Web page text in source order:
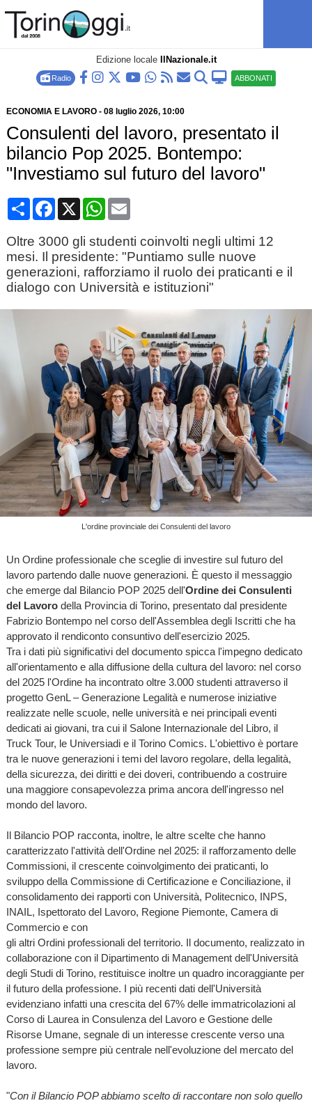
Edizione locale IlNazionale.it
Radio ABBONATI
ECONOMIA E LAVORO- 08 luglio 2026, 10:00
Consulenti del lavoro, presentato il
bilancio Pop 2025. Bontempo:
"Investiamo sul futuro del lavoro"
CondividiFacebook
X WhatsApp
Email
Oltre 3000 gli studenti coinvolti negli ultimi 12
mesi. Il presidente: "Puntiamo sulle nuove
generazioni, rafforziamo il ruolo dei praticanti e il
dialogo con Università e istituzioni"
L'ordine provinciale dei Consulenti del lavoro
Un Ordine professionale che sceglie di investire sul futuro del
lavoro partendo dalle nuove generazioni. È questo il messaggio
che emerge dal Bilancio POP 2025 dell'Ordine dei Consulenti
del Lavorodella Provincia di Torino, presentato dal presidente
Fabrizio Bontempo nel corso dell'Assemblea degli Iscritti che ha
approvato il rendiconto consuntivo dell'esercizio 2025.
Tra i dati più significativi del documento spicca l'impegno dedicato
all'orientamento e alla diffusione della cultura del lavoro: nel corso
del 2025 l'Ordine ha incontrato oltre 3.000 studenti attraverso il
progetto GenL – Generazione Legalità e numerose iniziative
realizzate nelle scuole, nelle università e nei principali eventi
dedicati ai giovani, tra cui il Salone Internazionale del Libro, il
Truck Tour, le Universiadi e il Torino Comics. L'obiettivo è portare
tra le nuove generazioni i temi del lavoro regolare, della legalità,
della sicurezza, dei diritti e dei doveri, contribuendo a costruire
una maggiore consapevolezza prima ancora dell'ingresso nel
mondo del lavoro.
Il Bilancio POP racconta, inoltre, le altre scelte che hanno
caratterizzato l'attività dell'Ordine nel 2025: il rafforzamento delle
Commissioni, il crescente coinvolgimento dei praticanti, lo
sviluppo della Commissione di Certificazione e Conciliazione, il
consolidamento dei rapporti con Università, Politecnico, INPS,
INAIL, Ispettorato del Lavoro, Regione Piemonte, Camera di
Commercio e con
gli altri Ordini professionali del territorio. Il documento, realizzato in
collaborazione con il Dipartimento di Management dell'Università
degli Studi di Torino, restituisce inoltre un quadro incoraggiante per
il futuro della professione. I più recenti dati dell'Università
evidenziano infatti una crescita del 67% delle immatricolazioni al
Corso di Laurea in Consulenza del Lavoro e Gestione delle
Risorse Umane, segnale di un interesse crescente verso una
professione sempre più centrale nell'evoluzione del mercato del
lavoro.
"Con il Bilancio POP abbiamo scelto di raccontare non solo quello